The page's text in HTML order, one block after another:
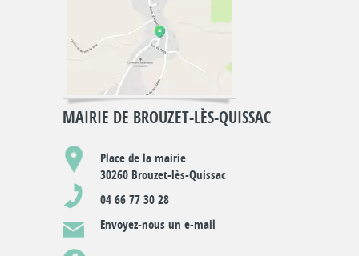
MAIRIE DE BROUZET-LÈS-QUISSAC
Place de la mairie
30260 Brouzet-lès-Quissac
04 66 77 30 28
Envoyez-nous un e-mail